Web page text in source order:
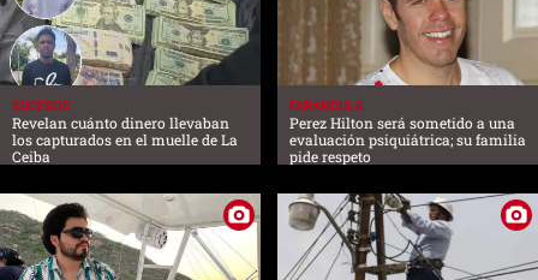
SUCESOS
Revelan cuánto dinero llevaban
los capturados en el muelle de La
Ceiba
FARANDULA
Perez Hilton será sometido a una
evaluación psiquiátrica; su familia
pide respeto